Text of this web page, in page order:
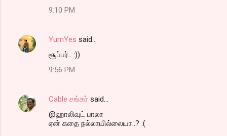
9:10 PM
YumYes said…
சூப்பர்.. :))
9:56 PM
Cable சங்கர் said…
@ஹாலிவுட் பாலா
ஏன் கதை நல்லாயில்லையா..? :(